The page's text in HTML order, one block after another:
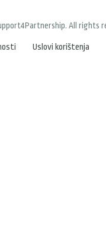
All rights
Uslovi korištenja